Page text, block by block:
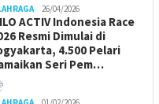
26/04/2026
ACTIV Indonesia Race
Resmi Dimulai di
4.500 Pelari
Seri Pem…